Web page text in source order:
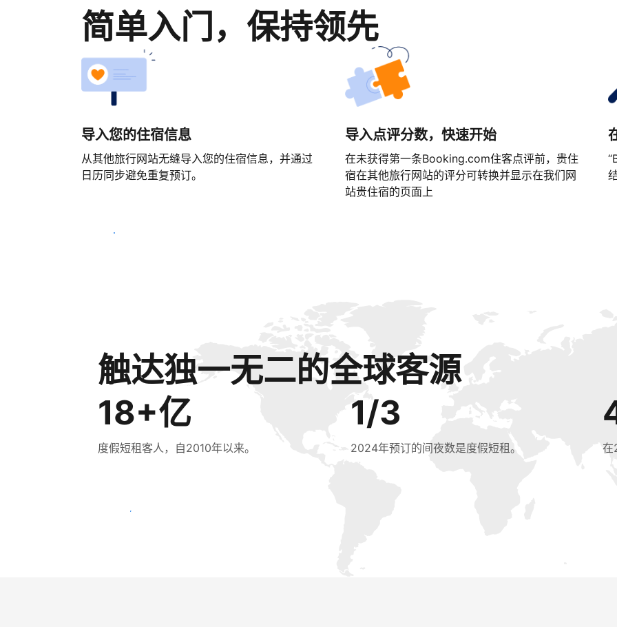
简单入门，保持领先
导入您的住宿信息
从其他旅行网站无缝导入您的住宿信息，并通过
日历同步避免重复预订。
导入点评分数，快速开始
在未获得第一条Booking.com住客点评前，贵住
宿在其他旅行网站的评分可转换并显示在我们网
站贵住宿的页面上
马上开始
触达独一无二的全球客源
18+亿
度假短租客人，自2010年以来。
1/3
2024年预订的间夜数是度假短租。 在
立即触达新客人